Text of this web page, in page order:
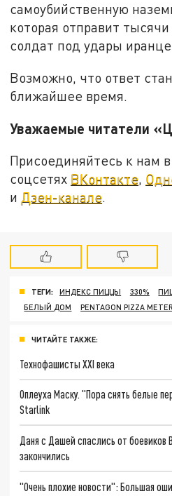
самоубийственную
которая отправит
солдат под удары
Возможно, что ответ
ближайшее время.
Уважаемые
Присоединяйтесь к нам в
соцсетях ВКонтакте,
и Дзен-канале.
ТЕГИ: ИНДЕКС ПИЦЦЫ 330%
БЕЛЫЙ ДОМ
PENTAGON PIZZA METER
ЧИТАЙТЕ ТАКЖЕ:
Технофашисты XXI века
Оплеуха Маску. "Пора снять белые
Starlink
Даня с Дашей спаслись от
закончились
"Очень плохие новости": Большая